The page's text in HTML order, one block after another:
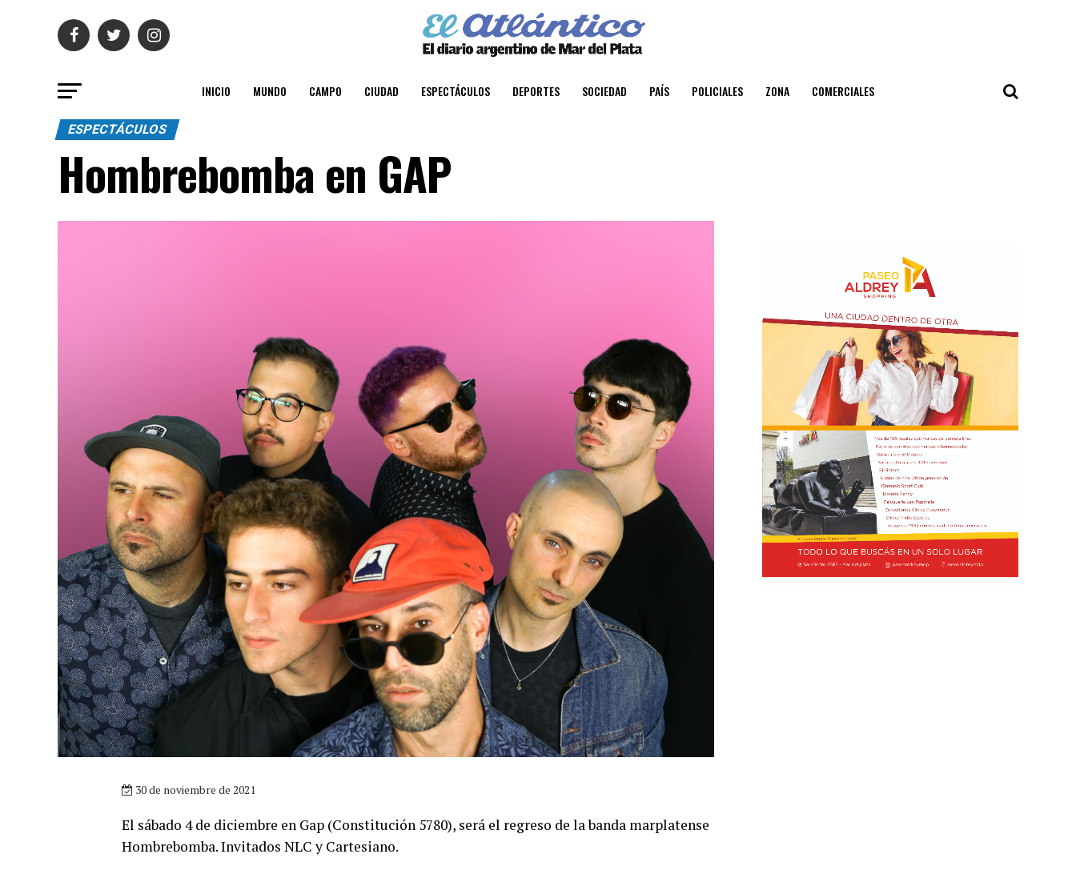
INICIO MUNDO CAMPO CIUDAD ESPECTÁCULOS DEPORTES SOCIEDAD PAÍS POLICIALES ZONA COMERCIALES
ESPECTÁCULOS
Hombrebomba en GAP
30 de noviembre de 2021
El sábado 4 de diciembre en Gap (Constitución 5780), será el regreso de la banda marplatense
Hombrebomba. Invitados NLC y Cartesiano.